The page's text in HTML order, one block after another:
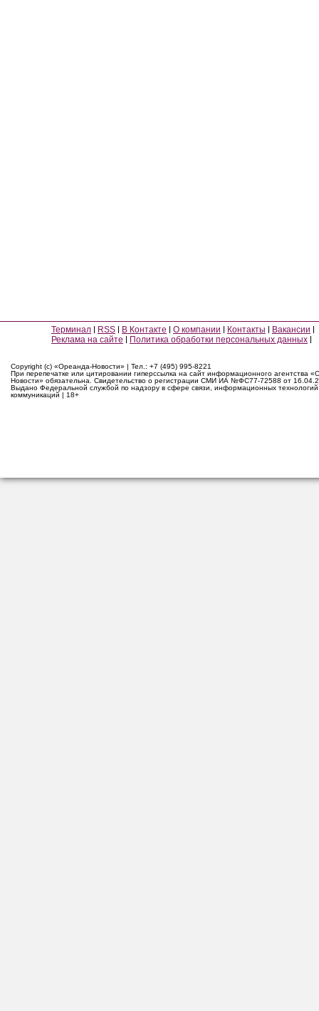
Терминал RSS В Контакте О компании Контакты
Вакансии
Реклама на сайте
Политика обработки персональных данных
Copyright (c) «Ореанда-Новости» | Тел.: +7 (495) 995-8221
При перепечатке или цитировании гиперссылка на сайт информационного агентства
Новости» обязательна. Свидетельство о регистрации СМИ ИА №ФС77-72588 от
Выдано Федеральной службой по надзору в сфере связи, информационных
коммуникаций | 18+